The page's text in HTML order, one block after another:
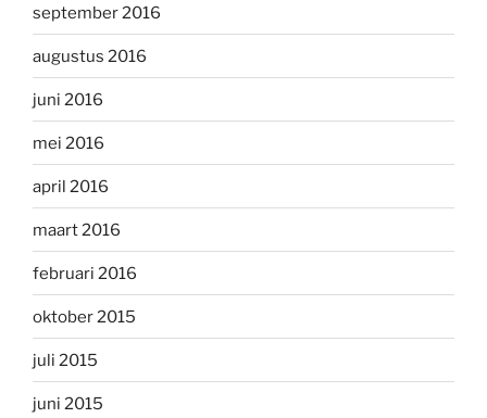
september 2016
augustus 2016
juni 2016
mei 2016
april 2016
maart 2016
februari 2016
oktober 2015
juli 2015
juni 2015